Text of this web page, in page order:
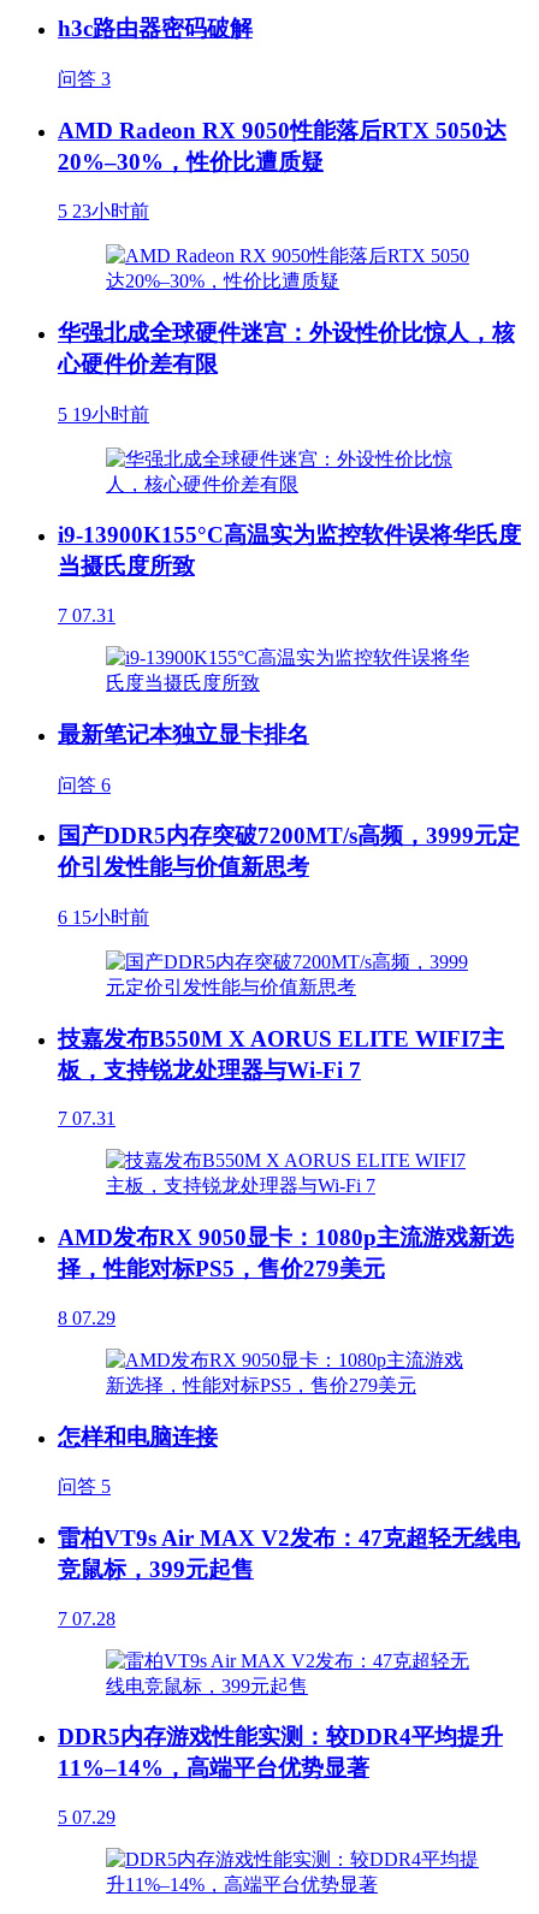
h3c路由器密码破解
问答 3
AMD Radeon RX 9050性能落后RTX 5050达
20%–30%，性价比遭质疑
5 23小时前
华强北成全球硬件迷宫：外设性价比惊人，核
心硬件价差有限
5 19小时前
i9-13900K155°C高温实为监控软件误将华氏度
当摄氏度所致
7 07.31
最新笔记本独立显卡排名
问答 6
国产DDR5内存突破7200MT/s高频，3999元定
价引发性能与价值新思考
6 15小时前
技嘉发布B550M X AORUS ELITE WIFI7主
板，支持锐龙处理器与Wi-Fi 7
7 07.31
AMD发布RX 9050显卡：1080p主流游戏新选
择，性能对标PS5，售价279美元
8 07.29
怎样和电脑连接
问答 5
雷柏VT9s Air MAX V2发布：47克超轻无线电
竞鼠标，399元起售
7 07.28
DDR5内存游戏性能实测：较DDR4平均提升
11%–14%，高端平台优势显著
5 07.29